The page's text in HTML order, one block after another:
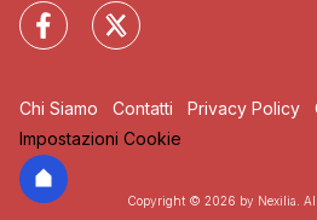
Chi Siamo Contatti Privacy Policy
Impostazioni Cookie
Copyright © 2026 by Nexilia.